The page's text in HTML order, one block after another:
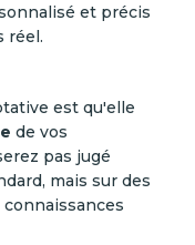
et précis
réel.
est qu'elle
de vos
pas jugé
mais sur des